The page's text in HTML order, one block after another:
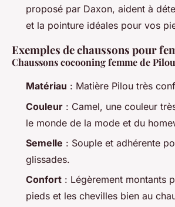
proposé par Daxon, aident à
et la pointure idéales pour vos
Exemples de chaussons pour
Chaussons cocooning femme de
Matériau : Matière Pilou très
Couleur : Camel, une couleur
le monde de la mode et du
Semelle : Souple et adhérente
glissades.
Confort : Légèrement montants
pieds et les chevilles bien au